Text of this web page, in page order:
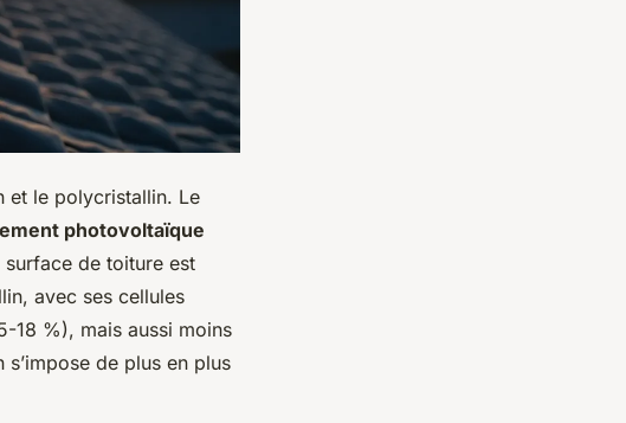
et le polycristallin. Le
photovoltaïque
de toiture est
avec ses cellules
18 %), mais aussi moins
de plus en plus